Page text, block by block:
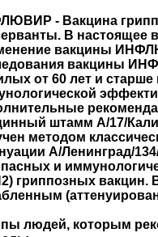
- Вакцина
В настоящее
вакцины
вакцины
от 60 лет и
штамм A/17/
методом
А/Ленинград/
и
гриппозных вакцин.
людей, которым